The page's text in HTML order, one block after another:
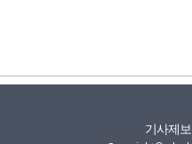
기사제보